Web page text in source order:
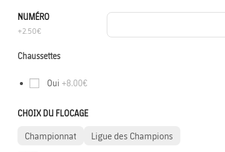
NUMÉRO
+2.50€
Chaussettes
Oui +8.00€
CHOIX DU FLOCAGE
Championnat Ligue des Champions